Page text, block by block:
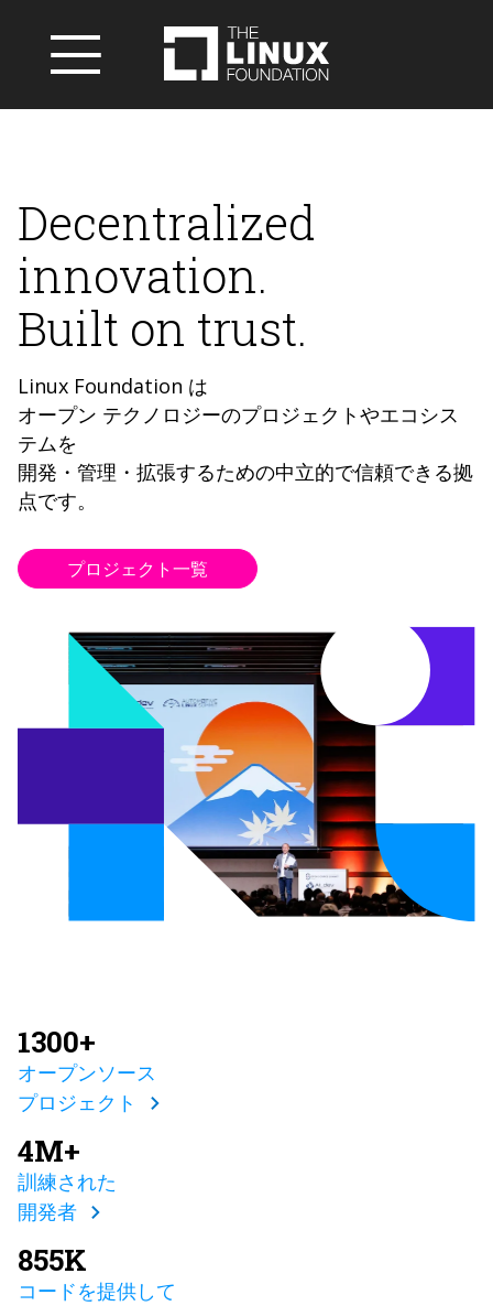
Decentralized
innovation.
Built on trust.
Linux Foundation は
オープン テクノロジーのプロジェクトやエコシス
テムを
開発・管理・拡張するための中立的で信頼できる拠
点です。
プロジェクト一覧
1300+
オープンソース
プロジェクト
4M+
訓練された
開発者
855K
コードを提供して